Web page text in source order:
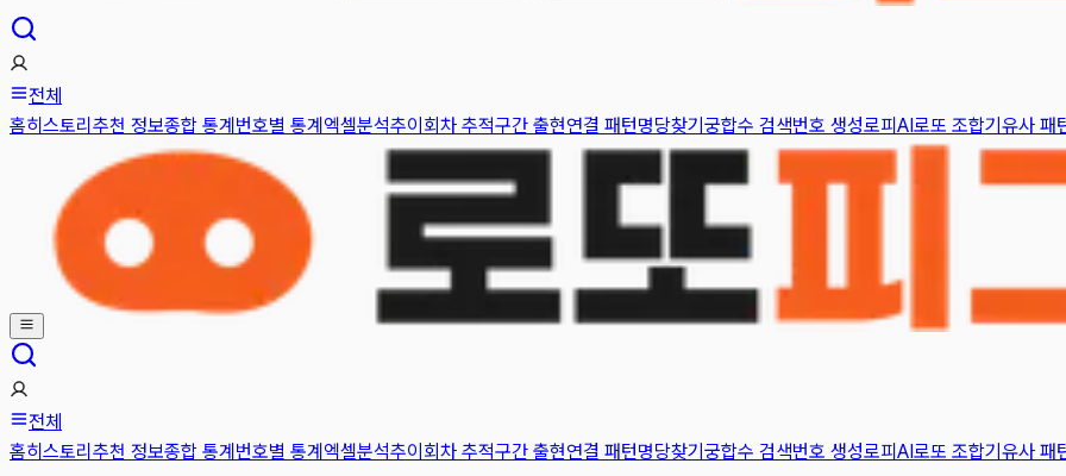
전체
홈히스토리 추천 정보종합 통계번호별 통계엑셀분석추이 회차 추적구간 출현연결 패턴명당찾기궁합수 검색번호 생성로피AI로또 조합기유사 패
전체
홈히스토리 추천 정보종합 통계번호별 통계엑셀분석추이 회차 추적구간 출현연결 패턴명당찾기궁합수 검색번호 생성로피AI로또 조합기유사 패